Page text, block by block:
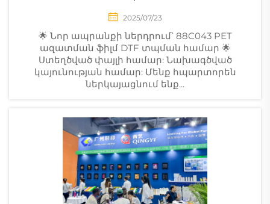
2025/07/23
🌟 Նոր ապրանքի ներդրում՝ 88C043 PET
ազատման ֆիլմ DTF տպման համար 🌟
Ստեղծված փայլի համար: Նախագծված
կայունության համար: Մենք հպարտորեն
ներկայացնում ենք...